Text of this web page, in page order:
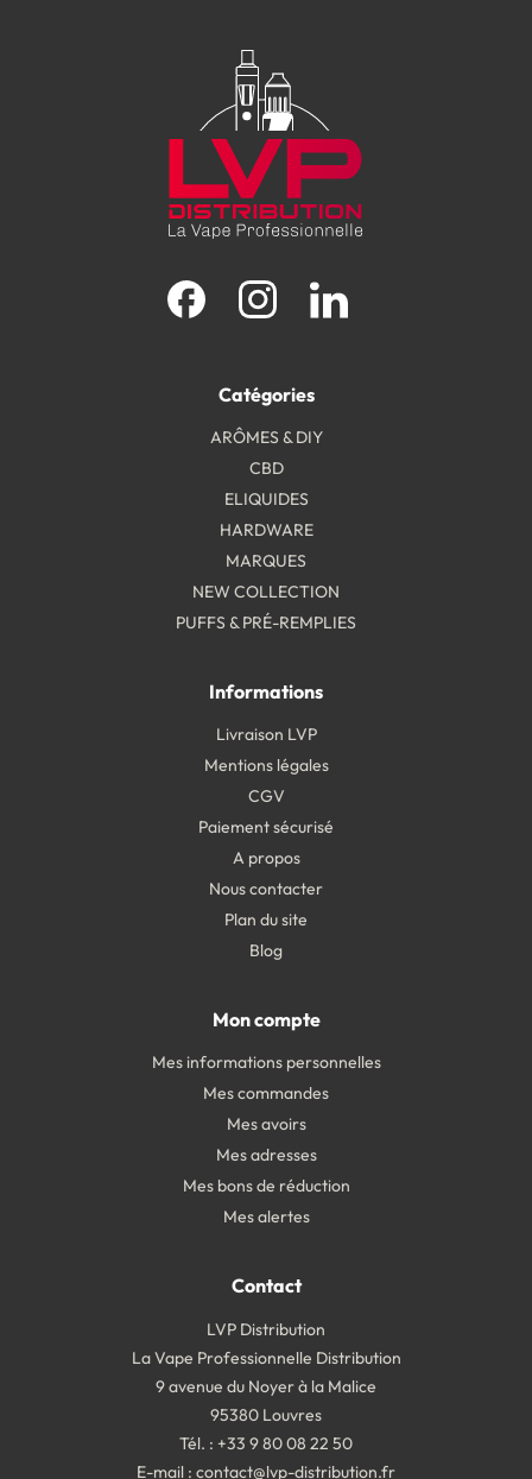
Catégories
ARÔMES & DIY
CBD
ELIQUIDES
HARDWARE
MARQUES
NEW COLLECTION
PUFFS & PRÉ-REMPLIES
Informations
Livraison LVP
Mentions légales
CGV
Paiement sécurisé
A propos
Nous contacter
Plan du site
Blog
Facebook Instagram
Mon compte
Mes informations personnelles
Mes commandes
Mes avoirs
Mes adresses
Mes bons de réduction
Mes alertes
Contact
LVP Distribution
La Vape Professionnelle Distribution
9 avenue du Noyer à la Malice
95380 Louvres
Tél. : +33 9 80 08 22 50
E-mail : contact@lvp-distribution.fr